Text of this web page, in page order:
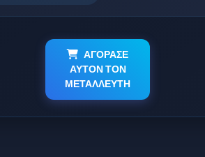
ΑΓΟΡΑΣΕ
ΑΥΤΟΝ ΤΟΝ
ΜΕΤΑΛΛΕΥΤΗ